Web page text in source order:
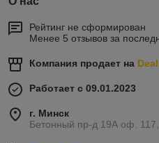
Рейтинг не сформирован
Менее 5 отзывов за
Компания продает на
Работает с 09.01.2023
г. Минск
Бетонный пр-д 19А оф.